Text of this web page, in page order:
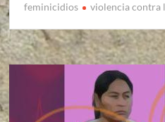
feminicidios violencia contra